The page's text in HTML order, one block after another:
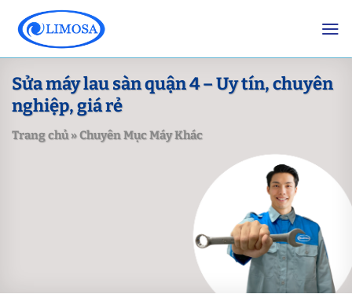
content
Sửa máy lau sàn quận 4 – Uy tín, chuyên
nghiệp, giá rẻ
Trang chủ»Chuyên Mục Máy Khác